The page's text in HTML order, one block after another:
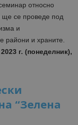
относно
ще се проведе под
и
райони и храните.
г. (понеделник),
“Зелена